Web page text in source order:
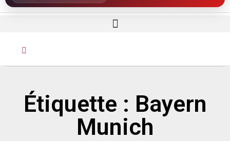
Étiquette : Bayern
Munich